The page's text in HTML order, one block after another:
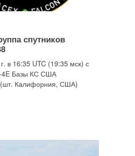
спутников
в 16:35 UTC (19:35 мск) с
4E Базы КС США
(шт. Калифорния, США)